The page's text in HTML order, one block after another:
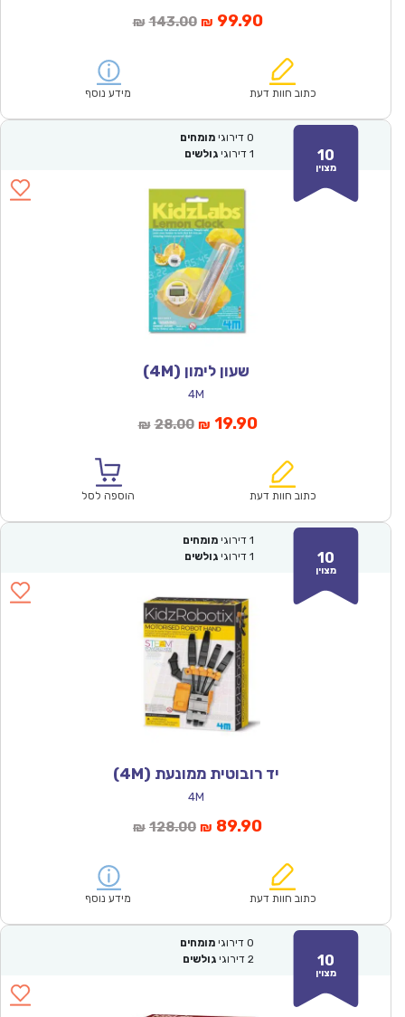
₪ 143.00המחיר
₪143.00.
₪ 99.90המחיר
הוא:
כתוב חוות דעת מידע נוסף
10
מצוין
0 דירוגי מומחים
1 דירוגי גולשים
שעון לימון (4M)
4M
₪ 28.00המחיר
₪28.00.
₪ 19.90המחיר
הוא:
₪19.90.כתוב חוות דעת הוספה לסל
10
מצוין
1 דירוגי מומחים
1 דירוגי גולשים
יד רובוטית ממונעת (4M)
4M
₪ 128.00המחיר
₪128.00.
₪ 89.90המחיר
הוא:
כתוב חוות דעת מידע נוסף
10
מצוין
0 דירוגי מומחים
2 דירוגי גולשים